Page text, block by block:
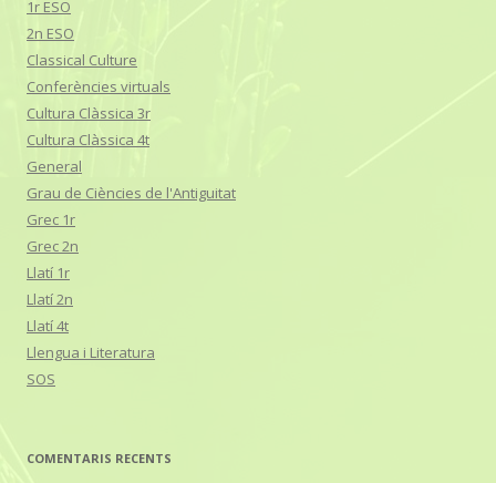
1r ESO
2n ESO
Classical Culture
Conferències virtuals
Cultura Clàssica 3r
Cultura Clàssica 4t
General
Grau de Ciències de l'Antiguitat
Grec 1r
Grec 2n
Llatí 1r
Llatí 2n
Llatí 4t
Llengua i Literatura
SOS
COMENTARIS RECENTS